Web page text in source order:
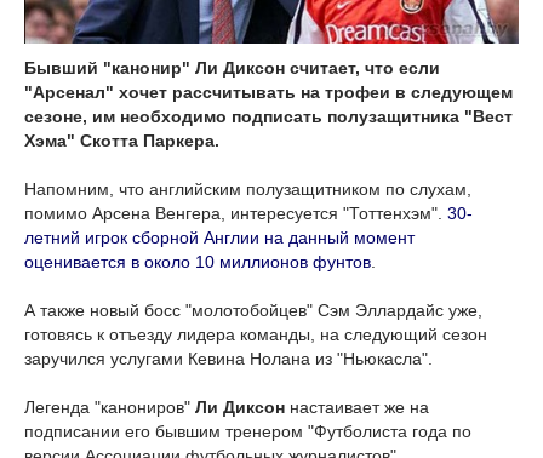
Бывший "канонир" Ли Диксон считает, что если
"Арсенал" хочет рассчитывать на трофеи в следующем
сезоне, им необходимо подписать полузащитника "Вест
Хэма" Скотта Паркера.
Напомним, что английским полузащитником по слухам,
помимо Арсена Венгера, интересуется "Тоттенхэм". 30-
летний игрок сборной Англии на данный момент
оценивается в около 10 миллионов фунтов.
А также новый босс "молотобойцев" Сэм Эллардайс уже,
готовясь к отъезду лидера команды, на следующий сезон
заручился услугами Кевина Нолана из "Ньюкасла".
Легенда "канониров" Ли Диксон настаивает же на
подписании его бывшим тренером "Футболиста года по